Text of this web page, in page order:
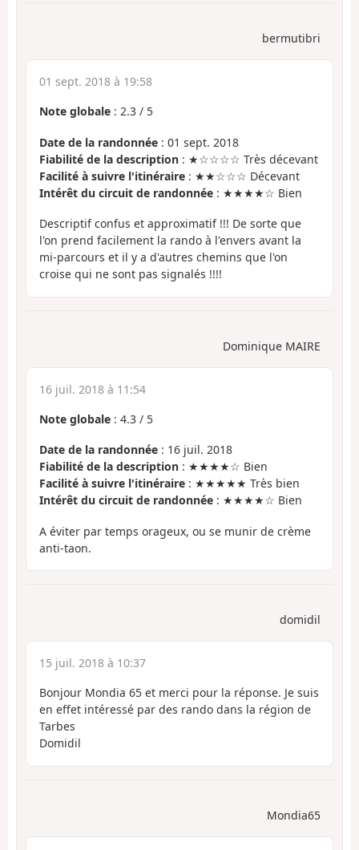
bermutibri
01 sept. 2018 à 19:58
Note globale : 2.3 / 5
Date de la randonnée : 01 sept. 2018
Fiabilité de la description : ★☆☆☆☆ Très décevant
Facilité à suivre l'itinéraire : ★★☆☆☆ Décevant
Intérêt du circuit de randonnée : ★★★★☆ Bien
Descriptif confus et approximatif !!! De sorte que
l'on prend facilement la rando à l'envers avant la
mi-parcours et il y a d'autres chemins que l'on
croise qui ne sont pas signalés !!!!
Dominique MAIRE
16 juil. 2018 à 11:54
Note globale : 4.3 / 5
Date de la randonnée : 16 juil. 2018
Fiabilité de la description : ★★★★☆ Bien
Facilité à suivre l'itinéraire : ★★★★★ Très bien
Intérêt du circuit de randonnée : ★★★★☆ Bien
A éviter par temps orageux, ou se munir de crème
anti-taon.
domidil
15 juil. 2018 à 10:37
Bonjour Mondia 65 et merci pour la réponse. Je suis
en effet intéressé par des rando dans la région de
Tarbes
Domidil
Mondia65